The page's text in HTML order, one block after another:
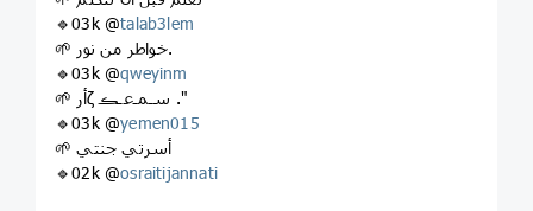
🔹03k @talab3lem
🌱 خواطر من نور.
🔹03k @qweyinm
🌱 أرζ سـمـﻋـڪ ."
🔹03k @yemen015
🌱 أسرتي جنتي
🔹02k @osraitijannati